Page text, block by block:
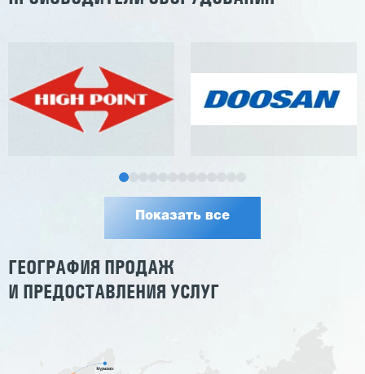
Показать все
ГЕОГРАФИЯ ПРОДАЖ
И ПРЕДОСТАВЛЕНИЯ УСЛУГ